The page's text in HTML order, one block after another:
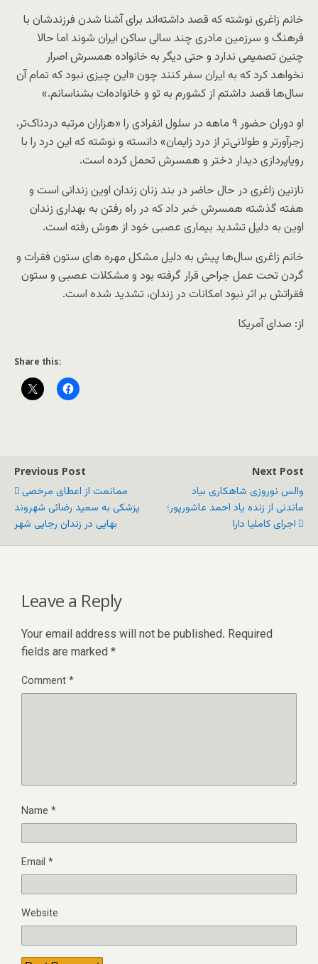
خانم زاغری نوشته که قصد داشته‌اند برای آشنا شدن فرزندشان با
فرهنگ و سرزمین مادری چند سالی ساکن ایران شوند اما حالا
چنین تصمیمی ندارد و حتی دیگر به خانواده همسرش اصرار
نخواهد کرد که به ایران سفر کنند چون «این چیزی نبود که تمام آن
سال‌ها قصد داشتم از کشورم به تو و خانواده‌ات بشناسانم.»
او دوران حضور ۹ ماهه در سلول انفرادی را «هزاران مرتبه دردناک‌تر،
زجرآورتر و طولانی‌تر از درد زایمان» دانسته و نوشته که این درد را با
رویاپردازی دیدار دختر و همسرش تحمل کرده است.
نازنین زاغری در حال حاضر در بند زنان زندان اوین زندانی است و
هفته گذشته همسرش خبر داد که در راه رفتن به بهداری زندان
اوین به دلیل تشدید بیماری عصبی خود از هوش رفته است.
خانم زاغری سال‌ها پیش به دلیل مشکل مهره های ستون فقرات و
گردن تحت عمل جراحی قرار گرفته بود و مشکلات عصبی و ستون
فقراتش بر اثر نبود امکانات در زندان، تشدید شده است.
از: صدای آمریکا
Share this:
Previous Post
ممانعت از اعطای مرخصی
پزشکی به سعید رضائی شهروند
بهایی در زندان رجایی شهر
Next Post
والس نوروزی شاهکاری بیاد
ماندنی از زنده یاد احمد عاشورپور؛
اجرای کاملیا دارا
Leave a Reply
Your email address will not be published. Required
fields are marked *
Comment*
Name *
Email *
Website